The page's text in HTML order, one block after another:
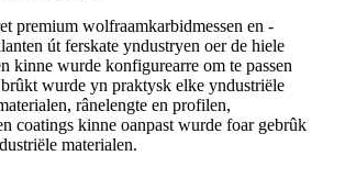
premium wolfraamkarbidmessen en -
út ferskate yndustryen oer de hiele
kinne wurde konfigurearre om te passen
wurde yn praktysk elke yndustriële
rânelengte en profilen,
coatings kinne oanpast wurde foar gebrûk
materialen.